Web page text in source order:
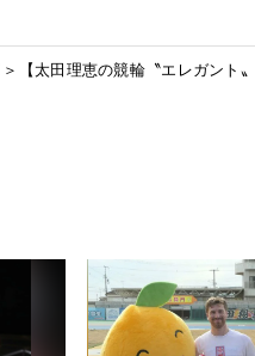
【太田理恵の競輪〝エレガント